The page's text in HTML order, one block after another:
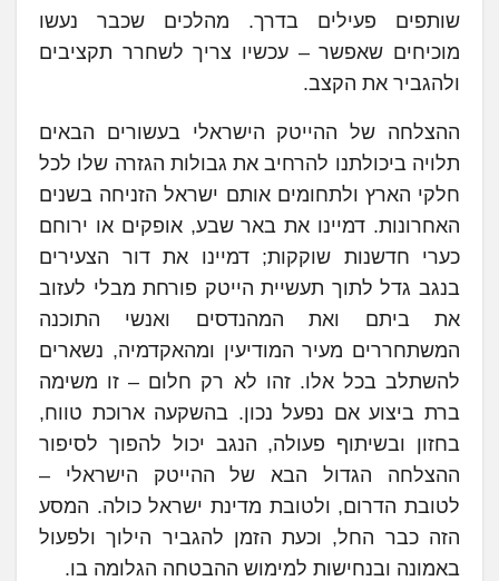
שותפים פעילים בדרך. מהלכים שכבר נעשו
מוכיחים שאפשר – עכשיו צריך לשחרר תקציבים
ולהגביר את הקצב.
ההצלחה של ההייטק הישראלי בעשורים הבאים
תלויה ביכולתנו להרחיב את גבולות הגזרה שלו לכל
חלקי הארץ ולתחומים אותם ישראל הזניחה בשנים
האחרונות. דמיינו את באר שבע, אופקים או ירוחם
כערי חדשנות שוקקות; דמיינו את דור הצעירים
בנגב גדל לתוך תעשיית הייטק פורחת מבלי לעזוב
את ביתם ואת המהנדסים ואנשי התוכנה
המשתחררים מעיר המודיעין ומהאקדמיה, נשארים
להשתלב בכל אלו. זהו לא רק חלום – זו משימה
ברת ביצוע אם נפעל נכון. בהשקעה ארוכת טווח,
בחזון ובשיתוף פעולה, הנגב יכול להפוך לסיפור
ההצלחה הגדול הבא של ההייטק הישראלי –
לטובת הדרום, ולטובת מדינת ישראל כולה. המסע
הזה כבר החל, וכעת הזמן להגביר הילוך ולפעול
באמונה ובנחישות למימוש ההבטחה הגלומה בו.